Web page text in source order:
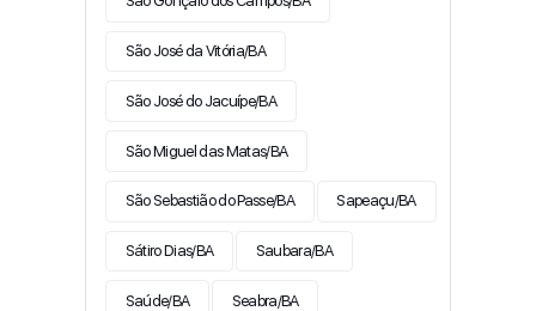
São José da Vitória/BA
São José do Jacuípe/BA
São Miguel das Matas/BA
São Sebastião do Passe/BA Sapeaçu/BA
Sátiro Dias/BA Saubara/BA
Saúde/BA Seabra/BA